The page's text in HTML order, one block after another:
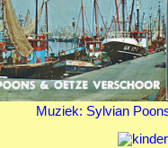
Muziek: Sylvian